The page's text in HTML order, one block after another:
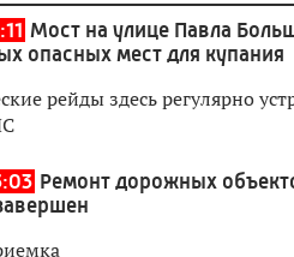
Мост на улице Павла
опасных мест для купания
рейды здесь регулярно
Ремонт дорожных